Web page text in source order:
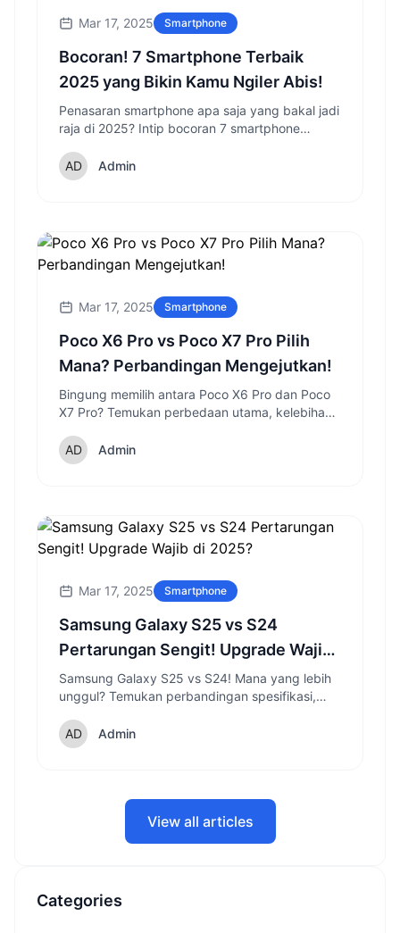
Mar 17, 2025 Smartphone
Bocoran! 7 Smartphone Terbaik
2025 yang Bikin Kamu Ngiler Abis!
Penasaran smartphone apa saja yang bakal jadi
raja di 2025? Intip bocoran 7 smartphone
paling memukau!
Admin
Mar 17, 2025 Smartphone
Poco X6 Pro vs Poco X7 Pro Pilih
Mana? Perbandingan Mengejutkan!
Bingung memilih antara Poco X6 Pro dan Poco
X7 Pro? Temukan perbedaan utama, kelebihan,
memutuskan di 2025.
Admin
Mar 17, 2025 Smartphone
Samsung Galaxy S25 vs S24
Pertarungan Sengit! Upgrade Wajib
di 2025?
Samsung Galaxy S25 vs S24! Mana yang lebih
unggul? Temukan perbandingan spesifikasi,
series di 2025.
Admin
View all articles
Categories